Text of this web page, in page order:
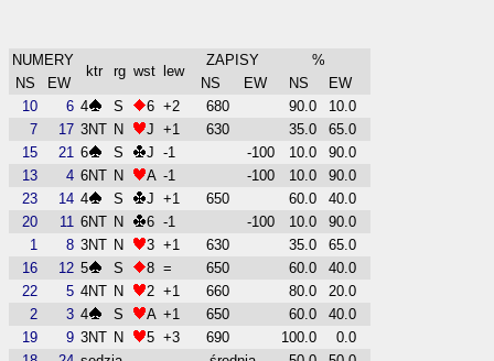
NUMERY
ktr rg wst lew
ZAPISY
%
NS
EW NS EW NS
EW
10
6 4 S 6 +2 680 90.0
10.0
7
17 3NT N J +1 630 35.0
65.0
15
21 6 S J -1 -100 10.0
90.0
13
4 6NT N A -1 -100 10.0
90.0
23
14 4 S J +1 650 60.0
40.0
20
11 6NT N 6 -1 -100 10.0
90.0
1
8 3NT N 3 +1 630 35.0
65.0
16
12 5 S 8 = 650 60.0
40.0
22
5 4NT N 2 +1 660 80.0
20.0
2
3 4 S A +1 650 60.0
40.0
19
9 3NT N 5 +3 690 100.0
0.0